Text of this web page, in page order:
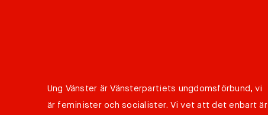
Ung Vänster är Vänsterpartiets ungdomsförbund, vi
är feminister och socialister. Vi vet att det enbart är